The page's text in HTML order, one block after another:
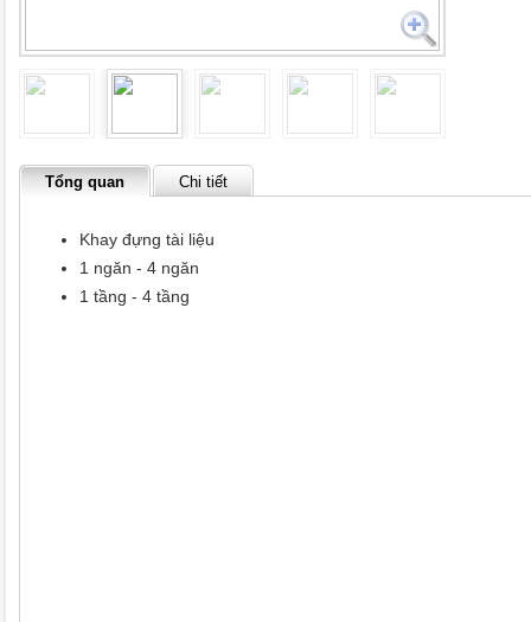
Tổng quan Chi tiết
Khay đựng tài liệu
1 ngăn - 4 ngăn
1 tầng - 4 tầng